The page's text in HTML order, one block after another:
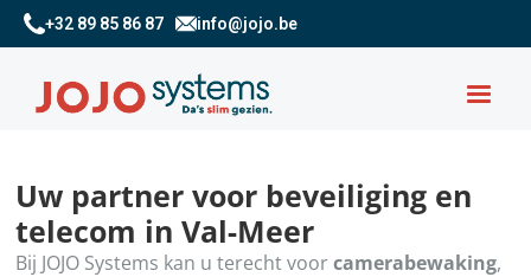
+32 89 85 86 87 info@jojo.be
Uw partner voor beveiliging en
telecom in Val-Meer
Bij JOJO Systems kan u terecht voorcamerabewaking,